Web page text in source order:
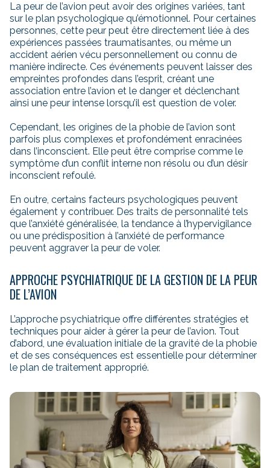
La peur de l’avion peut avoir des origines variées, tant
sur le plan psychologique qu’émotionnel. Pour certaines
personnes, cette peur peut être directement liée à des
expériences passées traumatisantes, ou même un
accident aérien vécu personnellement ou connu de
manière indirecte. Ces événements peuvent laisser des
empreintes profondes dans l’esprit, créant une
association entre l’avion et le danger et déclenchant
ainsi une peur intense lorsqu’il est question de voler.
Cependant, les origines de la phobie de l’avion sont
parfois plus complexes et profondément enracinées
dans l’inconscient. Elle peut être comprise comme le
symptôme d’un conflit interne non résolu ou d’un désir
inconscient refoulé.
En outre, certains facteurs psychologiques peuvent
également y contribuer. Des traits de personnalité tels
que l’anxiété généralisée, la tendance à l’hypervigilance
ou une prédisposition à l’anxiété de performance
peuvent aggraver la peur de voler.
APPROCHE PSYCHIATRIQUE DE LA GESTION DE LA PEUR
DE L’AVION
L’approche psychiatrique offre différentes stratégies et
techniques pour aider à gérer la peur de l’avion. Tout
d’abord, une évaluation initiale de la gravité de la phobie
et de ses conséquences est essentielle pour déterminer
le plan de traitement approprié.